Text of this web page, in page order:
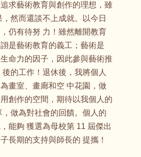
求藝術教育與創作的理想，雖
然而還談不上成就。以今日
仍有待努 力！雖然離開教育
是藝術教育的義工；藝術是
命力的因子，因此參與藝術推
的工作！退休後，我將個人
畫室、畫廊和空 中花園，做
創作的空間，期待以我個人的
做為對社會的回饋。個人的
能夠 獲選為母校第 11 屆傑出
長期的支持與師長的 提攜！